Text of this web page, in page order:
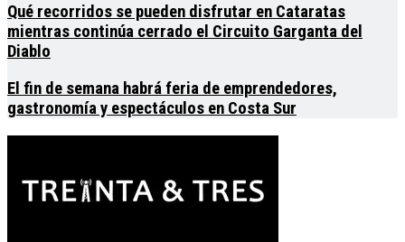
Qué recorridos se pueden disfrutar en Cataratas
mientras continúa cerrado el Circuito Garganta del
Diablo
El fin de semana habrá feria de emprendedores,
gastronomía y espectáculos en Costa Sur